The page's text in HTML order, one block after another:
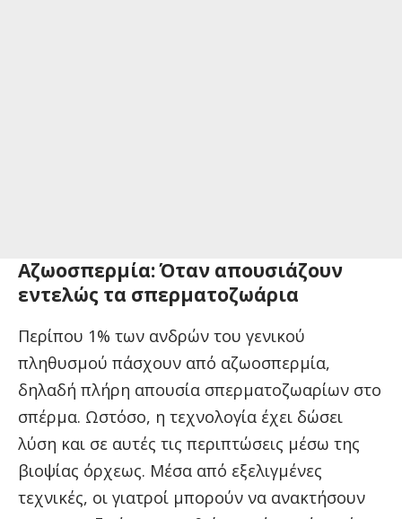
Αζωοσπερμία: Όταν απουσιάζουν
εντελώς τα σπερματοζωάρια
Περίπου 1% των ανδρών του γενικού
πληθυσμού πάσχουν από αζωοσπερμία,
δηλαδή πλήρη απουσία σπερματοζωαρίων στο
σπέρμα. Ωστόσο, η τεχνολογία έχει δώσει
λύση και σε αυτές τις περιπτώσεις μέσω της
βιοψίας όρχεως. Μέσα από εξελιγμένες
τεχνικές, οι γιατροί μπορούν να ανακτήσουν